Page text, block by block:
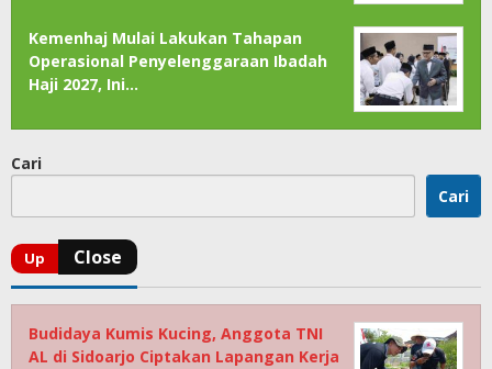
Kemenhaj Mulai Lakukan Tahapan
Operasional Penyelenggaraan Ibadah
Haji 2027, Ini…
Cari
Cari
Budidaya Kumis Kucing, Anggota TNI
AL di Sidoarjo Ciptakan Lapangan Kerja